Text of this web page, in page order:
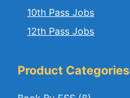
10th Pass Jobs
12th Pass Jobs
Product Categories